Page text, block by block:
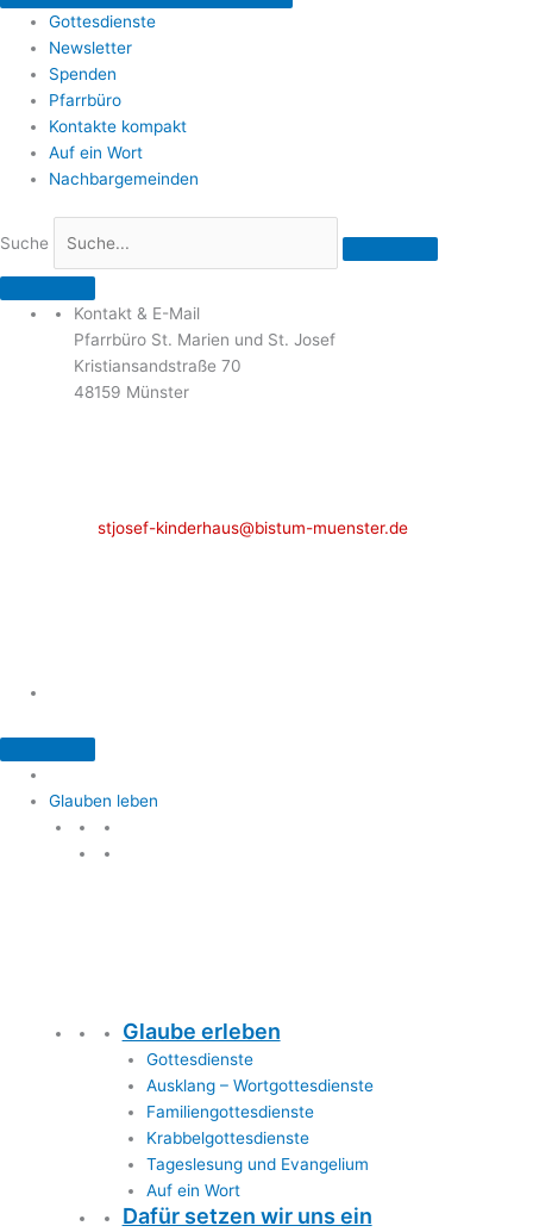
Gottesdienste
Newsletter
Spenden
Pfarrbüro
Kontakte kompakt
Auf ein Wort
Nachbargemeinden
Suche
Kontakt & E-Mail
Pfarrbüro St. Marien und St. Josef
Kristiansandstraße 70
48159 Münster
stjosef-kinderhaus@bistum-muenster.de
Glauben leben
Glaube erleben
Gottesdienste
Ausklang – Wortgottesdienste
Familiengottesdienste
Krabbelgottesdienste
Tageslesung und Evangelium
Auf ein Wort
Dafür setzen wir uns ein